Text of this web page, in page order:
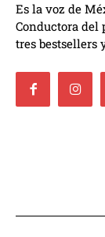
Es la voz de
Conductora del
tres bestsellers